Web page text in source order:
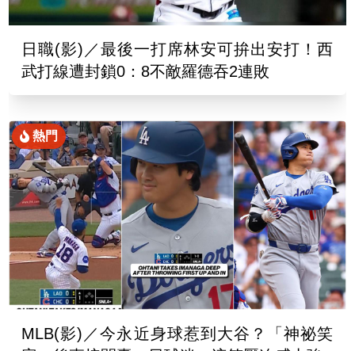
日職(影)／最後一打席林安可拚出安打！西
武打線遭封鎖0：8不敵羅德吞2連敗
熱門
MLB(影)／今永近身球惹到大谷？「神祕笑